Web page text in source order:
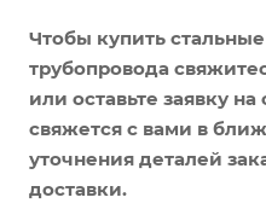
Чтобы купить
трубопровода
или оставьте заявку
свяжется с вами в
уточнения деталей
доставки.